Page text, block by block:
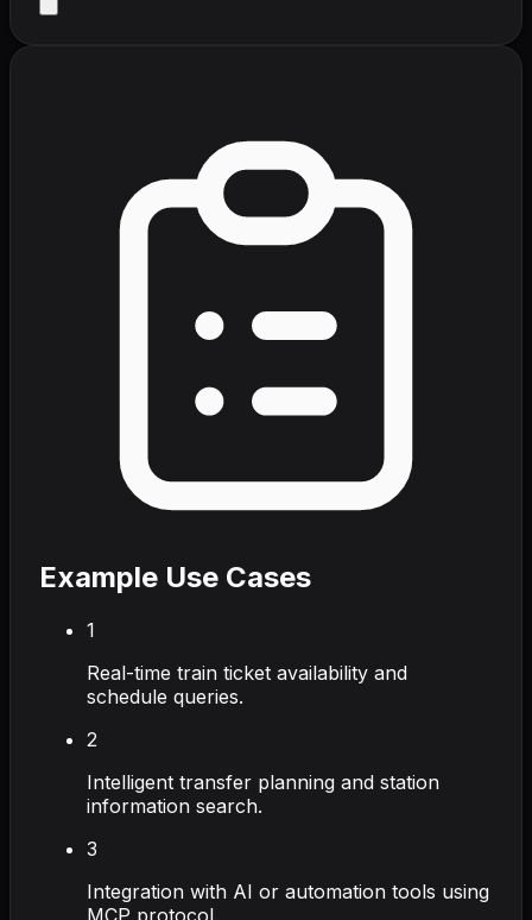
Example Use Cases
1
Real-time train ticket availability and
schedule queries.
2
Intelligent transfer planning and station
information search.
3
Integration with AI or automation tools using
MCP protocol.